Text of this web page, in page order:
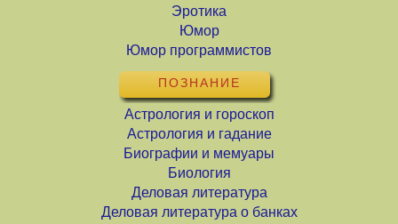
Эротика
Юмор
Юмор программистов
ПОЗНАНИЕ
Астрология и гороскоп
Астрология и гадание
Биографии и мемуары
Биология
Деловая литература
Деловая литература о банках